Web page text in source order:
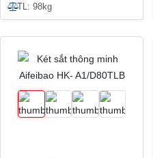
TL: 98kg